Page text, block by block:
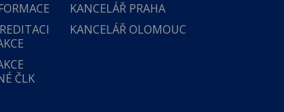
ČLK
KANCELÁŘ PRAHA
KANCELÁŘ OLOMOUC